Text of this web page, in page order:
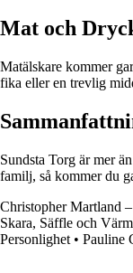
Mat och
Matälskare kommer
fika eller en trevlig
Sundsta Torg är mer
familj, så kommer du
Christopher Martland
Skara, Säffle och
Personlighet • Pauline